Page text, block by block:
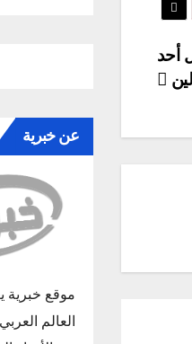
أحد
عن خبرية
موقع خبرية
العالم